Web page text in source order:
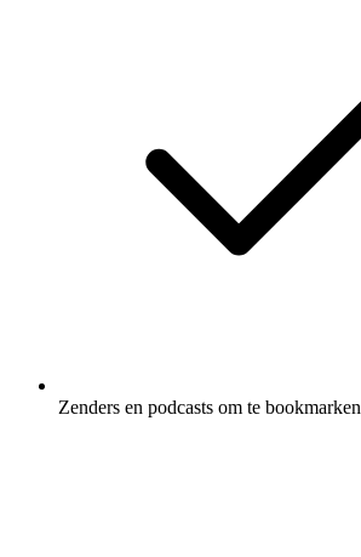
Zenders en podcasts om te bookmarken